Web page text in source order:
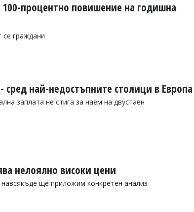
процентно повишение на годишна
граждани
най-недостъпните столици в Европа
заплата не стига за наем на двустаен
нелоялно високи цени
ще приложим конкретен анализ